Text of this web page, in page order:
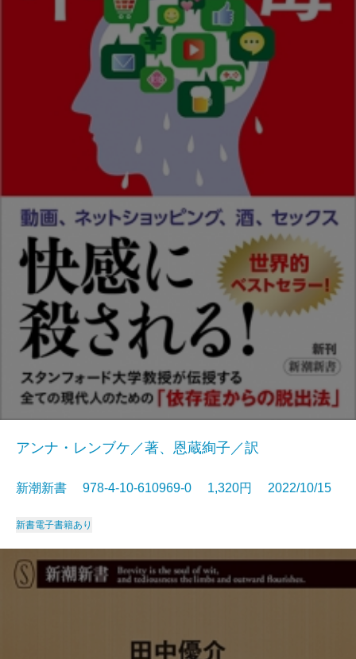
アンナ・レンブケ／著、恩蔵絢子／訳
新潮新書 978-4-10-610969-0 1,320円 2022/10/15
新書電子書籍あり